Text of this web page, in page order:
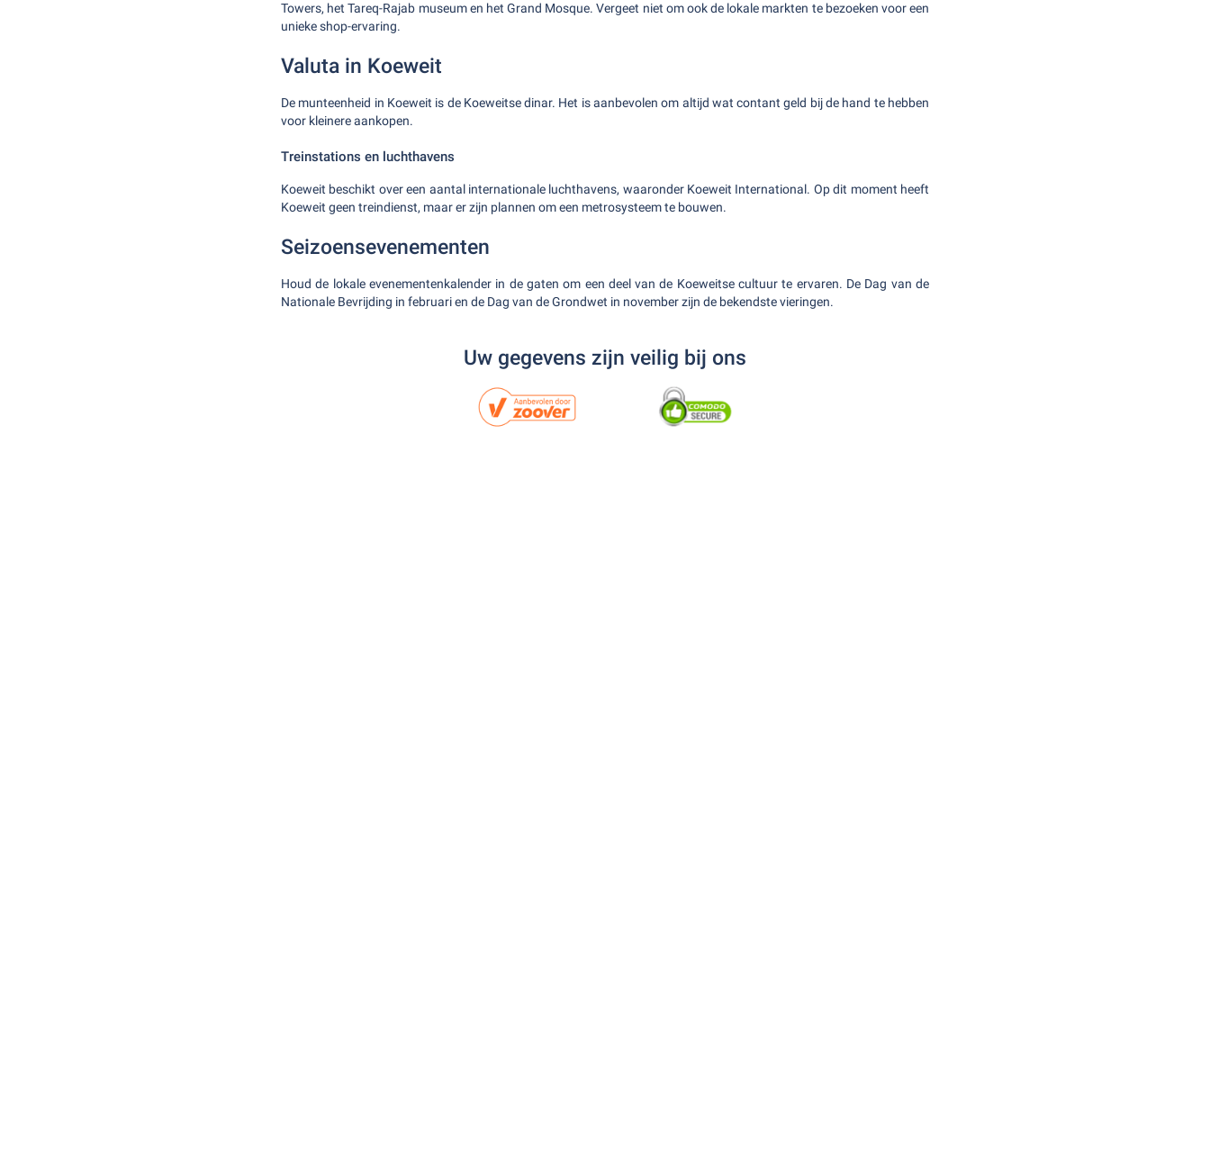
Towers, het Tareq-Rajab museum en het Grand Mosque. Vergeet niet om ook de lokale markten te bezoeken voor een
unieke shop-ervaring.
Valuta in Koeweit
De munteenheid in Koeweit is de Koeweitse dinar. Het is aanbevolen om altijd wat contant geld bij de hand te hebben
voor kleinere aankopen.
Treinstations en luchthavens
Koeweit beschikt over een aantal internationale luchthavens, waaronder Koeweit International. Op dit moment heeft
Koeweit geen treindienst, maar er zijn plannen om een metrosysteem te bouwen.
Seizoensevenementen
Houd de lokale evenementenkalender in de gaten om een deel van de Koeweitse cultuur te ervaren. De Dag van de
Nationale Bevrijding in februari en de Dag van de Grondwet in november zijn de bekendste vieringen.
Uw gegevens zijn veilig bij ons